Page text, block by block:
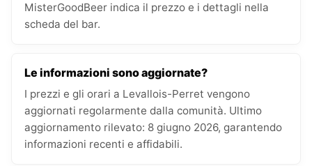
MisterGoodBeer indica il prezzo e i dettagli nella
scheda del bar.
Le informazioni sono aggiornate?
I prezzi e gli orari a Levallois-Perret vengono
aggiornati regolarmente dalla comunità. Ultimo
aggiornamento rilevato: 8 giugno 2026, garantendo
informazioni recenti e affidabili.